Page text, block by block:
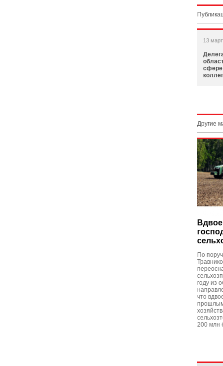
13
сфере
Другие
По
году из
что
прошлым
200 млн